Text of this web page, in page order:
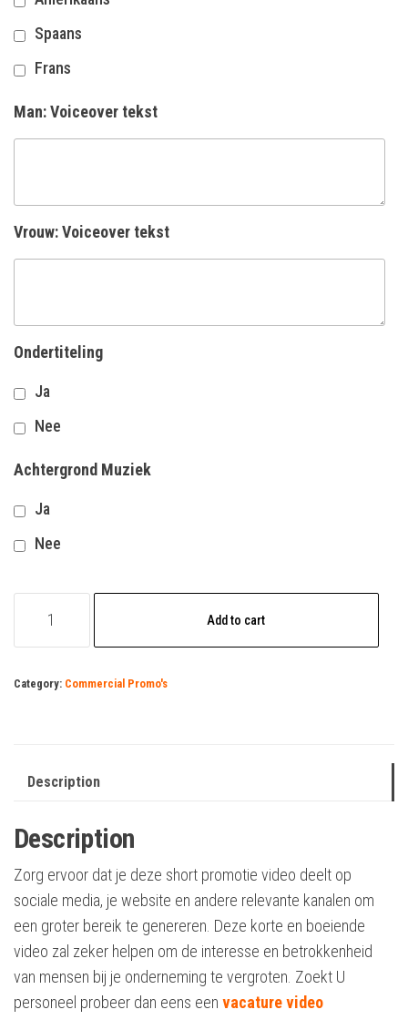
Spaans
Frans
Man: Voiceover tekst
Vrouw: Voiceover tekst
Ondertiteling
Ja
Nee
Achtergrond Muziek
Ja
Nee
Add to cart
Category: Commercial Promo's
Description
Description
Zorg ervoor dat je deze short promotie video deelt op
sociale media, je website en andere relevante kanalen om
een groter bereik te genereren. Deze korte en boeiende
video zal zeker helpen om de interesse en betrokkenheid
van mensen bij je onderneming te vergroten. Zoekt U
personeel probeer dan eens een vacature video